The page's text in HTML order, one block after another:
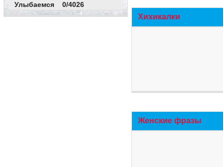
Улыбаемся 0/4026
Хихикалки
Женские фразы